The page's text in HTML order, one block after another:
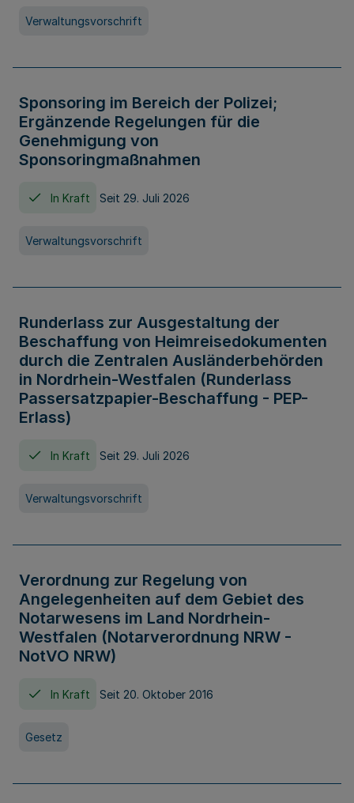
Verwaltungsvorschrift
Sponsoring im Bereich der Polizei;
Ergänzende Regelungen für die
Genehmigung von
Sponsoringmaßnahmen
In Kraft Seit 29. Juli 2026
Verwaltungsvorschrift
Runderlass zur Ausgestaltung der
Beschaffung von Heimreisedokumenten
durch die Zentralen Ausländerbehörden
in Nordrhein-Westfalen (Runderlass
Passersatzpapier-Beschaffung - PEP-
Erlass)
In Kraft Seit 29. Juli 2026
Verwaltungsvorschrift
Verordnung zur Regelung von
Angelegenheiten auf dem Gebiet des
Notarwesens im Land Nordrhein-
Westfalen (Notarverordnung NRW -
NotVO NRW)
In Kraft Seit 20. Oktober 2016
Gesetz